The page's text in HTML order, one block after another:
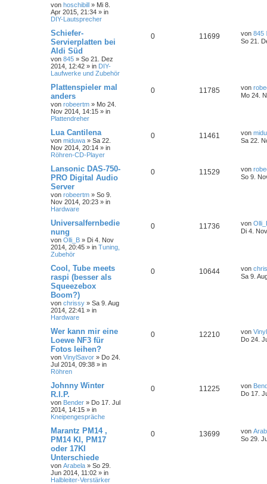
von hoschibill » Mi 8.
Apr 2015, 21:34 » in
DIY-Lautsprecher
Schiefer-
Servierplatten bei
Aldi Süd
von 845 » So 21. Dez
2014, 12:42 » in DIY-
Laufwerke und Zubehör
0 11699 von 845
So 21.
Plattenspieler mal
anders
von robeertm » Mo 24.
Nov 2014, 14:15 » in
Plattendreher
0 11785 von
Mo 24.
Lua Cantilena
von miduwa » Sa 22.
Nov 2014, 20:14 » in
Röhren-CD-Player
0 11461 von
Sa 22.
Lansonic DAS-750-
PRO Digital Audio
Server
von robeertm » So 9.
Nov 2014, 20:23 » in
Hardware
0 11529 von
So 9.
Universalfernbedie
nung
von Olli_B » Di 4. Nov
2014, 20:45 » in Tuning,
Zubehör
0 11736 von
Di 4.
Cool, Tube meets
raspi (besser als
Squeezebox
Boom?)
von chrissy » Sa 9. Aug
2014, 22:41 » in
Hardware
0 10644 von
Sa 9.
Wer kann mir eine
Loewe NF3 für
Fotos leihen?
von VinylSavor » Do 24.
Jul 2014, 09:38 » in
Röhren
0 12210 von
Do 24.
Johnny Winter
R.I.P.
von Bender » Do 17. Jul
2014, 14:15 » in
Kneipengespräche
0 11225 von
Do 17.
Marantz PM14 ,
PM14 KI, PM17
oder 17KI
Unterschiede
von Arabela » So 29.
Jun 2014, 11:02 » in
Halbleiter-Verstärker
0 13699 von
So 29.